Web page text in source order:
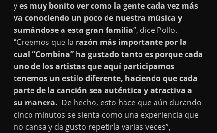
yes muy bonito ver como la gente cada vez más
va conociendo un poco de nuestra música y
sumándose a esta gran familia”, dice Pollo.
“Creemos que la razón más importante por la
cual “Combina” ha gustado tanto es porque cada
uno de los artistas que aquí participamos
tenemos un estilo diferente, haciendo que cada
parte de la canción sea auténtica y atractiva a
su manera. De hecho, esto hace que aún durando
cinco minutos se sienta como una experiencia que
no cansa y da gusto repetirla varias veces”,